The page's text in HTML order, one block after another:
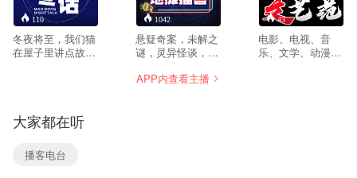
110
冬夜将至，我们猫
在屋子里讲点故
案故事，透过案件
聊聊文化、历史、
教、不做作，只是
1042
悬疑奇案，未解之
谜，灵异怪谈，杂
自然还是超自然，
43
电影、电视、音
乐、文学、动漫、
APP内查看主播
大家都在听
播客电台